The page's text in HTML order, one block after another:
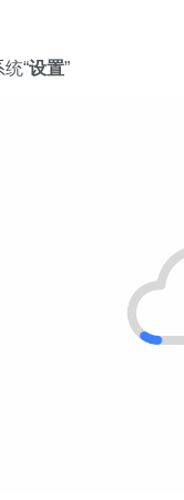
“设置”